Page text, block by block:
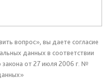
вопрос», вы даете согласие
данных в соответствии
закона от 27 июля 2006 г. №